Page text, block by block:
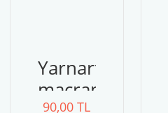
Yarnart
macrame
90,00 TL